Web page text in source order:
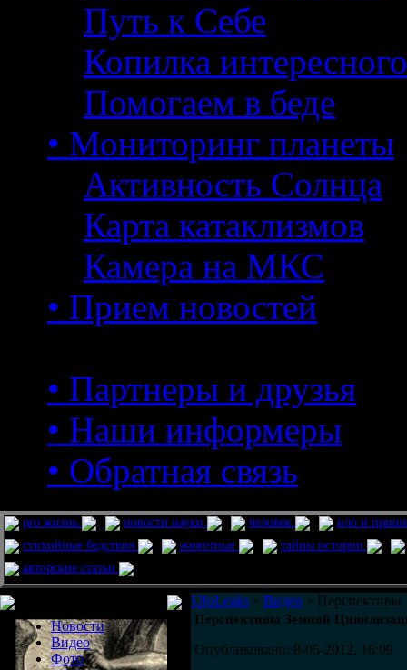
Путь к Себе
Копилка интересного
Помогаем в беде
• Мониторинг планеты
Активность Солнца
Карта катаклизмов
Камера на МКС
• Прием новостей
• Партнеры и друзья
• Наши информеры
• Обратная связь
pro жизнь новости науки человек
нло и
стихийные бедствия
животные
тайны истории
авторские статьи
Новости
Видео
Фото
UfoLeaks » Видео »
Перспективы Земной
Опубликовано: 8-05-2012, 16:09